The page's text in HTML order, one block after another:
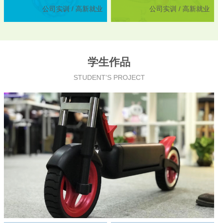
公司实训 / 高新就业 公司实训 / 高新就业
学生作品
STUDENT'S PROJECT